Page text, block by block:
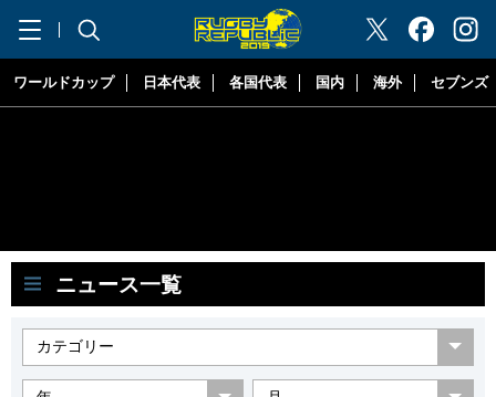
"ラグビーリパブリック"
ワールドカップ 日本代表 各国代表 国内 海外 セブンズ
ニュース一覧